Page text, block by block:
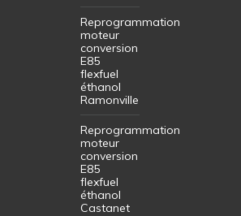
Reprogrammation
moteur
conversion
E85
flexfuel
éthanol
Ramonville
Reprogrammation
moteur
conversion
E85
flexfuel
éthanol
Castanet